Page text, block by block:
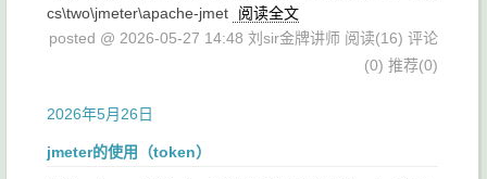
cs\two\jmeter\apache-jmet
阅读全文
posted @ 2026-05-27 14:48 刘sir金牌讲师 阅读(16) 评论
(0) 推荐(0)
2026年5月26日
jmeter的使用（token）